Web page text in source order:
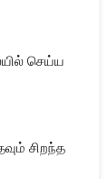
செய்ய
சிறந்த